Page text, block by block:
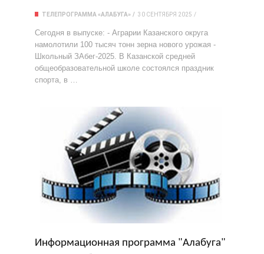
ТЕЛЕПРОГРАММА «АЛАБУГА» 30 СЕНТЯБРЯ 2025
Сегодня в выпуске: - Аграрии Казанского округа
намолотили 100 тысяч тонн зерна нового урожая -
Школьный ЗАбег-2025. В Казанской средней
общеобразовательной школе состоялся праздник
спорта, в …
Информационная программа "Алабуга"